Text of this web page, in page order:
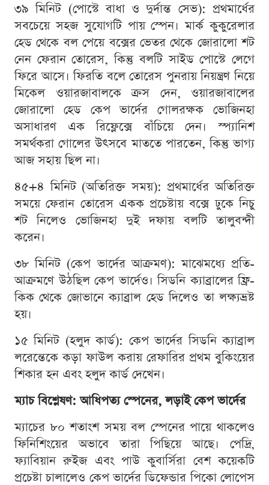
৩৯ মিনিট (পোস্টে বাধা ও দুর্দান্ত সেভ): প্রথমার্ধের
সবচেয়ে সহজ সুযোগটি পায় স্পেন। মার্ক কুকুরেলার
হেড থেকে বল পেয়ে বক্সের ভেতর থেকে জোরালো শট
নেন ফেরান তোরেস, কিন্তু বলটি সাইড পোস্টে লেগে
ফিরে আসে। ফিরতি বলে তোরেস পুনরায় নিয়ন্ত্রণ নিয়ে
মিকেল ওয়ারজাবালকে ক্রস দেন, ওয়ারজাবালের
জোরালো হেড কেপ ভার্দের গোলরক্ষক ভোজিনহা
অসাধারণ এক রিফ্লেক্সে বাঁচিয়ে দেন। স্প্যানিশ
সমর্থকরা গোলের উৎসবে মাততে পারতেন, কিন্তু ভাগ্য
আজ সহায় ছিল না।
৪৫+৪ মিনিট (অতিরিক্ত সময়): প্রথমার্ধের অতিরিক্ত
সময়ে ফেরান তোরেস একক প্রচেষ্টায় বক্সে ঢুকে নিচু
শট নিলেও ভোজিনহা দুই দফায় বলটি তালুবন্দী
করেন।
৩৮ মিনিট (কেপ ভার্দের আক্রমণ): মাঝেমধ্যে প্রতি-
আক্রমণে উঠছিল কেপ ভার্দেও। সিডনি ক্যাব্রালের ফ্রি-
কিক থেকে জোভানে ক্যাব্রাল হেড দিলেও তা লক্ষ্যভ্রষ্ট
হয়।
১৫ মিনিট (হলুদ কার্ড): কেপ ভার্দের সিডনি ক্যাব্রাল
লরেন্তেকে কড়া ফাউল করায় রেফারির প্রথম বুকিংয়ের
শিকার হন এবং হলুদ কার্ড দেখেন।
ম্যাচ বিশ্লেষণ: আধিপত্য স্পেনের, লড়াই কেপ ভার্দের
ম্যাচের ৮০ শতাংশ সময় বল স্পেনের পায়ে থাকলেও
ফিনিশিংয়ের অভাবে তারা পিছিয়ে আছে। পেদ্রি,
ফ্যাবিয়ান রুইজ এবং পাউ কুবার্সিরা বেশ কয়েকটি
প্রচেষ্টা চালালেও কেপ ভার্দের ডিফেন্ডার পিকো লোপেস